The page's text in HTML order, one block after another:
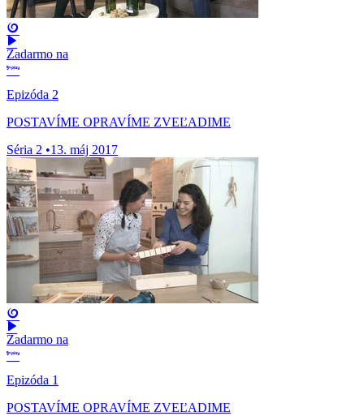
Zadarmo na
Epizóda 2
POSTAVÍME OPRAVÍME ZVEĽADIME
Séria 2 •13. máj 2017
Zadarmo na
Epizóda 1
POSTAVÍME OPRAVÍME ZVEĽADIME